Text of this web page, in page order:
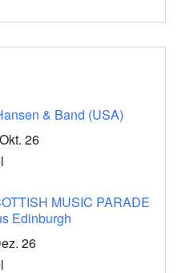
& Band (USA)
26
MUSIC PARADE
Edinburgh
26